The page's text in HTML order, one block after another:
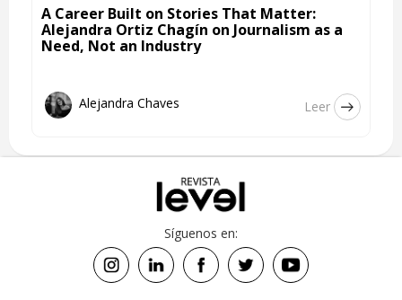
A Career Built on Stories That Matter:
Alejandra Ortiz Chagín on Journalism as a
Need, Not an Industry
Alejandra Chaves Leer
Síguenos en: